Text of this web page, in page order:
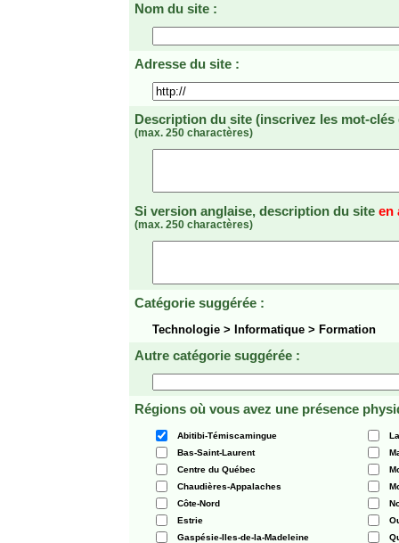
Nom du site :
Adresse du site :
Description du site (inscrivez les mot-
(max. 250 charactères)
Si version anglaise, description du site en
(max. 250 charactères)
Catégorie suggérée :
Technologie > Informatique > Formation
Autre catégorie suggérée :
Régions où vous avez une présence
Abitibi-Témiscamingue
Bas-Saint-Laurent
Centre du Québec
Chaudières-Appalaches
Côte-Nord
Estrie
Gaspésie-Iles-de-la-Madeleine